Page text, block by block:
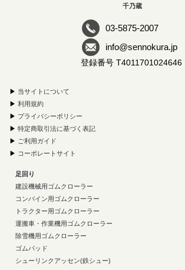
千乃蔵
03-5875-2007
info@sennokura.jp
登録番号 T4011701024646
▶ 当サイトについて
▶ 利用規約
▶ プライバシーポリシー
▶ 特定商取引法に基づく表記
▶ ご利用ガイド
▶ コーポレートサイト
足回り
建設機械用ゴムクローラー
コンバイン用ゴムクローラー
トラクター用ゴムクローラー
運搬車・作業機用ゴムクローラー
除雪機用ゴムクローラー
ゴムパッド
シューリンクアッセン(鉄シュー)